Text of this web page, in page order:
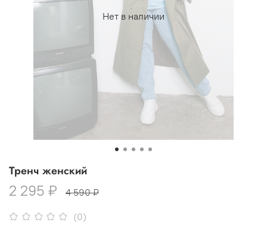
Нет в наличии
(0)
Тренч женский
2 295 ₽ 4 590 ₽